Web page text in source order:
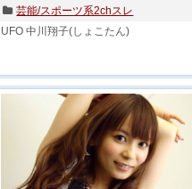
芸能/スポーツ系2chスレ
UFO 中川翔子(しょこたん)